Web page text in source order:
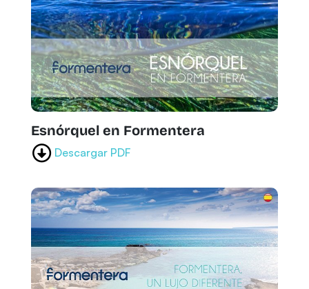
Esnórquel en Formentera
Descargar PDF